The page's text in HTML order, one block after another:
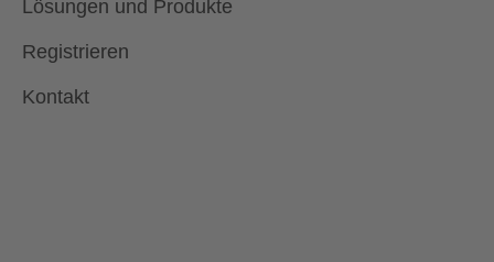
Lösungen und Produkte
Registrieren
Kontakt